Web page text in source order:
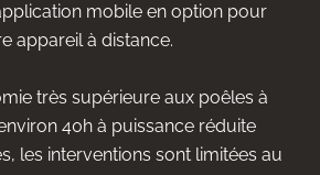
mobile en option pour
appareil à distance.
très supérieure aux poêles à
40h à puissance réduite
les interventions sont limitées au